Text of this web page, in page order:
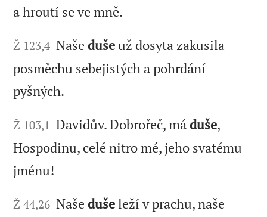
a hroutí se ve mně.
Ž 123,4 Naše dušeuž dosyta zakusila
posměchu sebejistých a pohrdání
pyšných.
Ž 103,1 Davidův. Dobrořeč, má duše,
Hospodinu, celé nitro mé, jeho svatému
jménu!
Ž 44,26 Naše dušeleží v prachu, naše